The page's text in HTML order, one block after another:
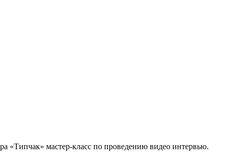
«Типчак» мастер-класс по проведению видео интервью.